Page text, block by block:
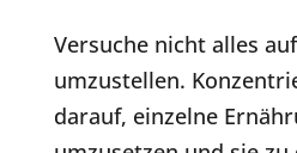
Versuche nicht alles
umzustellen.
darauf, einzelne